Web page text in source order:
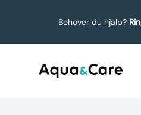
Behöver du hjälp?